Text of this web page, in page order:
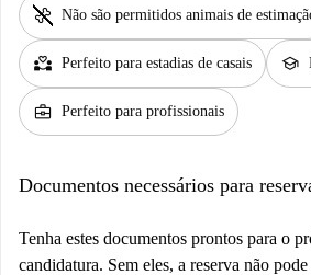
pet_supplies Não são permitidos animais de
partner_heart Perfeito para estadias de casais school
business_center Perfeito para profissionais
Documentos necessários para
Tenha estes documentos prontos para o
candidatura. Sem eles, a reserva não